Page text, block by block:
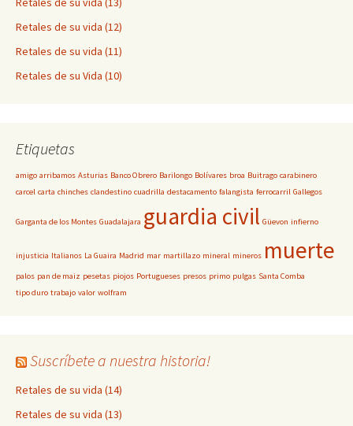
Retales de su vida (12)
Retales de su vida (11)
Retales de su Vida (10)
Etiquetas
amigo arribamos Asturias Banco Obrero Barilongo Bolívares broa Buitrago carabinero
carcel carta chinches clandestino cuadrilla destacamento falangista ferrocarril Gallegos
Garganta de los Montes Guadalajara guardia civil Güevon infierno
injusticia Italianos La Guaira Madrid mar martillazo mineral mineros muerte
palos pan de maiz pesetas piojos Portugueses presos primo pulgas Santa Comba
tipo duro trabajo valor wolfram
Suscríbete a nuestra historia!
Retales de su vida (14)
Retales de su vida (13)